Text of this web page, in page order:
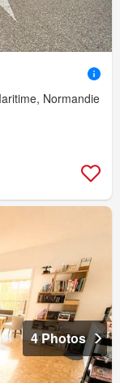
Normandie
4 Photos